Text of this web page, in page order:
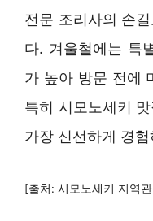
전문 조리사의 손
다. 겨울철에는 특
가 높아 방문 전에
특히 시모노세키
가장 신선하게 경
[출처: 시모노세키 지역